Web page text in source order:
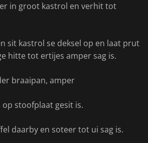
in groot kastrol en verhit tot
sit kastrol se deksel op en laat prut
hitte tot ertijes amper sag is.
braaipan, amper
stoofplaat gesit is.
daarby en soteer tot ui sag is.